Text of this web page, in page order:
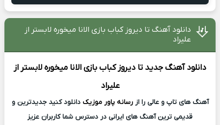
دانلود آهنگ تا دیروز کباب بازی الانا میخوره لابستر از
علیراد
دانلود آهنگ جدید تا دیروز کباب بازی الانا میخوره لابستر از
علیراد
آهنگ های تاپ و عالی را ازرسانه پاور موزیک دانلود کنید جدیدترین و
قدیمی ترین آهنگ های ایرانی در دسترس شما کاربران عزیز